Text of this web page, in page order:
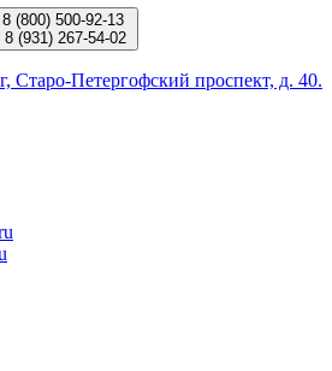
8 (800) 500-92-13
8 (931) 267-54-02
Старо-Петергофский проспект, д. 40.